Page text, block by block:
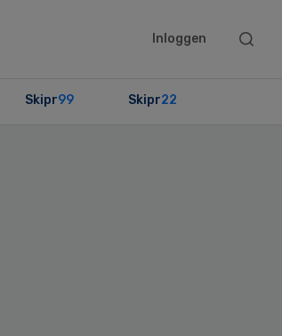
Inloggen
Search
Skipr99 Skipr22